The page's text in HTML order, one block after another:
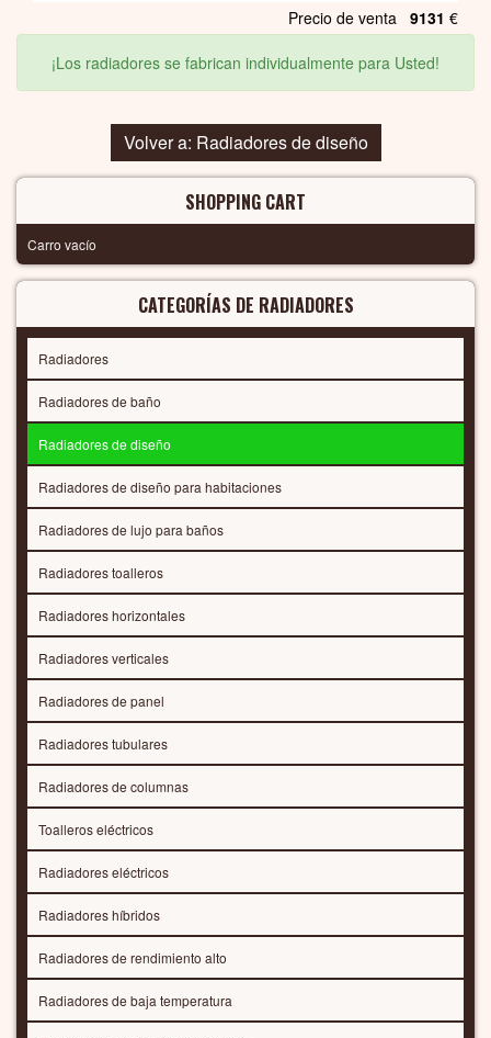
Precio de venta 9131 €
¡Los radiadores se fabrican individualmente para Usted!
Volver a: Radiadores de diseño
SHOPPING CART
Carro vacío
CATEGORÍAS DE RADIADORES
Radiadores
Radiadores de baño
Radiadores de diseño
Radiadores de diseño para habitaciones
Radiadores de lujo para baños
Radiadores toalleros
Radiadores horizontales
Radiadores verticales
Radiadores de panel
Radiadores tubulares
Radiadores de columnas
Toalleros eléctricos
Radiadores eléctricos
Radiadores híbridos
Radiadores de rendimiento alto
Radiadores de baja temperatura